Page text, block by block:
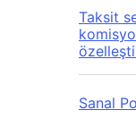
Taksit
Sanal